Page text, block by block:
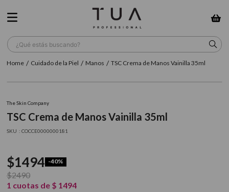
¿Qué estás buscando?
Cuidado de la Piel Manos TSC Crema de Manos Vainilla 35ml
The Skin Company
TSC Crema de Manos Vainilla 35ml
: COCCE0000000181
$1494 -40%
$2490
1 cuotas de $ 1494
TÉRMINOS MÁS BUSCADOS
sow
5. cepillo
6. gama